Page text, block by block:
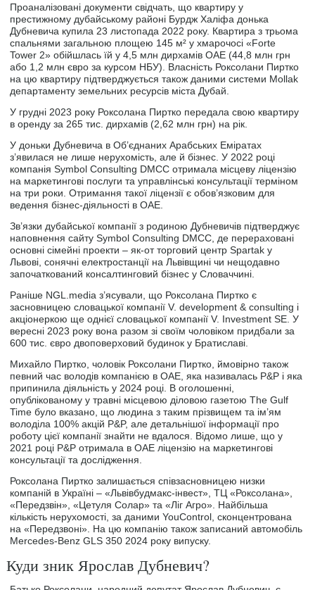
Проаналізовані документи свідчать, що квартиру у
престижному дубайському районі Бурдж Халіфа донька
Дубневича купила 23 листопада 2022 року. Квартира з трьома
спальнями загальною площею 145 м² у хмарочосі «Forte
Tower 2» обійшлась їй у 4,5 млн дирхамів ОАЕ (44,8 млн грн
або 1,2 млн євро за курсом НБУ). Власність Роксолани Пиртко
на цю квартиру підтверджується також даними системи Mollak
департаменту земельних ресурсів міста Дубай.
У грудні 2023 року Роксолана Пиртко передала свою квартиру
в оренду за 265 тис. дирхамів (2,62 млн грн) на рік.
У доньки Дубневича в Об’єднаних Арабських Еміратах
з’явилася не лише нерухомість, але й бізнес. У 2022 році
компанія Symbol Consulting DMCC отримала місцеву ліцензію
на маркетингові послуги та управлінські консультації терміном
на три роки. Отримання такої ліцензії є обов’язковим для
ведення бізнес-діяльності в ОАЕ.
Зв’язки дубайської компанії з родиною Дубневичів підтверджує
наповнення сайту Symbol Consulting DMCC, де перераховані
основні сімейні проекти – як-от торговий центр Spartak у
Львові, сонячні електростанції на Львівщині чи нещодавно
започаткований консалтинговий бізнес у Словаччині.
Раніше NGL.media з’ясували, що Роксолана Пиртко є
засновницею словацької компанії V. development & consulting і
акціонеркою ще однієї словацької компанії V. Investment SE. У
вересні 2023 року вона разом зі своїм чоловіком придбали за
600 тис. євро двоповерховий будинок у Братиславі.
Михайло Пиртко, чоловік Роксолани Пиртко, ймовірно також
певний час володів компанією в ОАЕ, яка називалась P&P і яка
припинила діяльність у 2024 році. В оголошенні,
опублікованому у травні місцевою діловою газетою The Gulf
Time було вказано, що людина з таким прізвищем та ім’ям
володіла 100% акцій P&P, але детальнішої інформації про
роботу цієї компанії знайти не вдалося. Відомо лише, що у
2021 році P&P отримала в ОАЕ ліцензію на маркетингові
консультації та дослідження.
Роксолана Пиртко залишається співзасновницею низки
компаній в Україні – «Львівбудмакс-інвест», ТЦ «Роксолана»,
«Передзвін», «Цетуля Солар» та «Ліг Агро». Найбільша
кількість нерухомості, за даними YouControl, сконцентрована
на «Передзвоні». На цю компанію також записаний автомобіль
Mercedes-Benz GLS 350 2024 року випуску.
Куди зник Ярослав Дубневич?